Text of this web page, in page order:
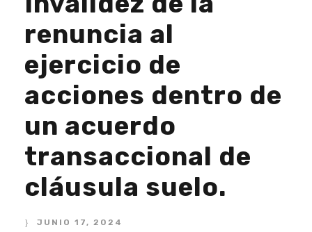
renuncia al
ejercicio de
acciones dentro de
un acuerdo
transaccional de
cláusula suelo.
JUNIO 17, 2024